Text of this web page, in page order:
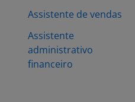
Assistente de vendas
Assistente
administrativo
financeiro